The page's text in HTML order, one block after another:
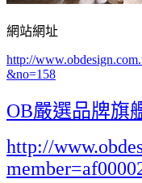
網站網址
http://
&no=158
OB嚴選品牌旗
http://